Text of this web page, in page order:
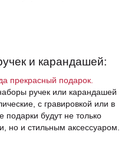
и карандашей:
прекрасный подарок.
ручек или карандашей
с гравировкой или в
подарки будут не только
но и стильным аксессуаром.